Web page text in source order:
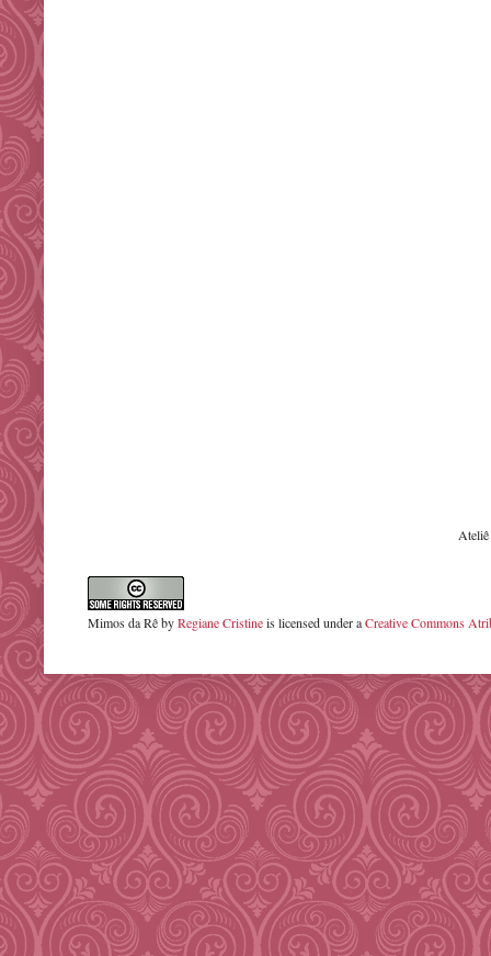
Mimos da RêbyRegiane Cristineis licensed under aCreative Commons